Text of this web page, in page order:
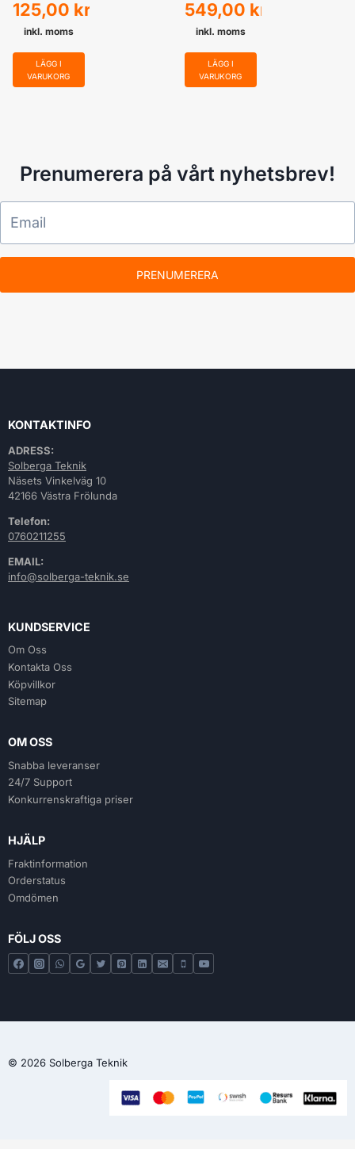
125,00 kr
inkl. moms
LÄGG I
VARUKORG
(AtlanticBird 5W
och Hotbird 13E
Astra 19E)
549,00 kr
inkl. moms
LÄGG I
VARUKORG
Prenumerera på vårt nyhetsbrev!
PRENUMERERA
KONTAKTINFO
ADRESS:
Solberga Teknik
Näsets Vinkelväg 10
42166 Västra Frölunda
Telefon:
0760211255
EMAIL:
info@solberga-teknik.se
KUNDSERVICE
Om Oss
Kontakta Oss
Köpvillkor
Sitemap
OM OSS
Snabba leveranser
24/7 Support
Konkurrenskraftiga priser
HJÄLP
Fraktinformation
Orderstatus
Omdömen
FÖLJ OSS
© 2026 Solberga Teknik